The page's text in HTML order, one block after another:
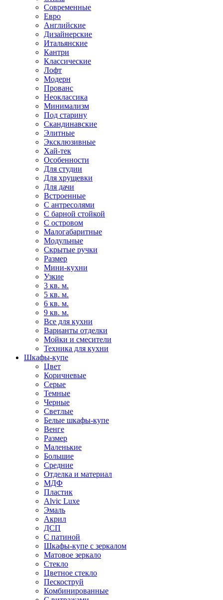
Современные
Евро
Английские
Дизайнерские
Итальянские
Кантри
Классические
Лофт
Модерн
Прованс
Неоклассика
Минимализм
Под старину
Скандинавские
Элитные
Эксклюзивные
Хай-тек
Особенности
Для студии
Для хрущевки
Для дачи
Встроенные
С антресолями
С барной стойкой
С островом
Малогабаритные
Модульные
Скрытые ручки
Размер
Мини-кухни
Узкие
3 кв. м.
5 кв. м.
6 кв. м.
9 кв. м.
Все для кухни
Варианты отделки
Мойки и смесители
Техника для кухни
Шкафы-купе
Цвет
Коричневые
Серые
Темные
Черные
Светлые
Белые шкафы-купе
Венге
Размер
Маленькие
Большие
Средние
Отделка и материал
МДФ
Пластик
Alvic Luxe
Эмаль
Акрил
ДСП
С патиной
Шкафы-купе с зеркалом
Матовое зеркало
Стекло
Цветное стекло
Пескоструй
Комбинированные